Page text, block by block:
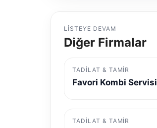
LISTEYE DEVAM
Diğer Firmalar
TADILAT & TAMIR
Favori Kombi Servisi
TADILAT & TAMIR